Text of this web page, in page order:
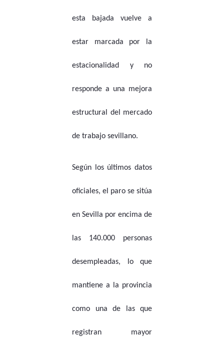
esta bajada vuelve a
estar marcada por la
estacionalidad y no
responde a una mejora
estructural del mercado
de trabajo sevillano.
Según los últimos datos
oficiales, el paro se sitúa
en Sevilla por encima de
las 140.000 personas
desempleadas, lo que
mantiene a la provincia
como una de las que
registran mayor